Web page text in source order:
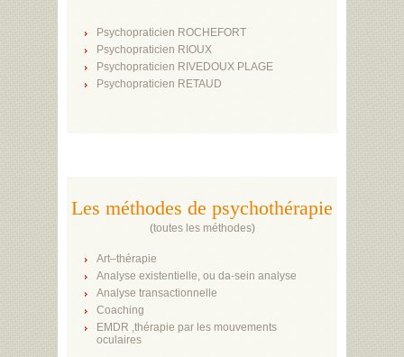
Psychopraticien ROCHEFORT
Psychopraticien RIOUX
Psychopraticien RIVEDOUX PLAGE
Psychopraticien RETAUD
Les méthodes de psychothérapie
(toutes les méthodes)
Art–thérapie
Analyse existentielle, ou da-sein analyse
Analyse transactionnelle
Coaching
EMDR ,thérapie par les mouvements
oculaires